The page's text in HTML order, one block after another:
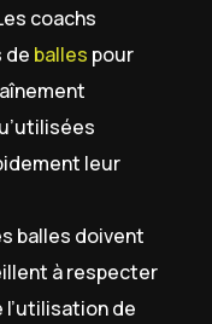
coachs
de balles pour
leur
balles doivent
à respecter
l’utilisation de